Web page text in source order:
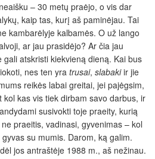
– 30 metų praėjo, o vis dar
kaip tas, kurį aš paminėjau. Tai
kambarėlyje kalbamės. O už lango
ar jau prasidėjo? Ar čia jau
atskristi kiekvieną dieną. Kai bus
nes ten yra trusai, slabakiir jie
reikės labai greitai, jei pajėgsim,
kas vis tiek dirbam savo darbus, ir
susivokti toje praeity, kurią
praeitis, vadinasi, gyvenimas – kol
su mumis. Darom, ką galim.
jos antraštėje 1988 m., aš nežinau.